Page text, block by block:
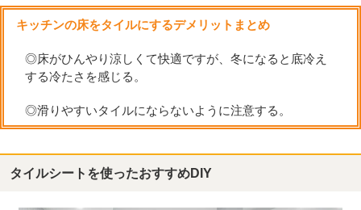
キッチンの床をタイルにするデメリットまとめ
◎床がひんやり涼しくて快適ですが、冬になると底冷え
する冷たさを感じる。
◎滑りやすいタイルにならないように注意する。
タイルシートを使ったおすすめDIY